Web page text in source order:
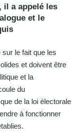
il a appelé les
et le
le fait que les
et doivent être
et la
du
de la loi électorale
à fonctionner